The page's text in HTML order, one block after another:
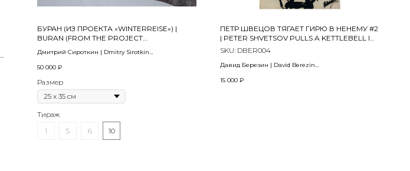
БУРАН (ИЗ ПРОЕКТА «WINTERREISE») |
BURAN (FROM THE PROJECT
Дмитрий Сироткин | Dmitry Sirotkin
(архивная серия Cristal Archive), лаборатория Durst
Theta | Print on matte Fujicolor DPII Matt
photographic paper (Cristal Archive), Durst Theta lab
45 х 60 см | тираж 1 экз.
50 000 ₽
Размер
Тираж
1
5 6 10
ПЕТР ШВЕЦОВ ТЯГАЕТ ГИРЮ В НЕНЕМУ #2
| PETER SHVETSOV PULLS A KETTLEBELL IN
THE NGNRMU #2
SKU: DBER004
Давид Березин | David Berezin
15 000 ₽